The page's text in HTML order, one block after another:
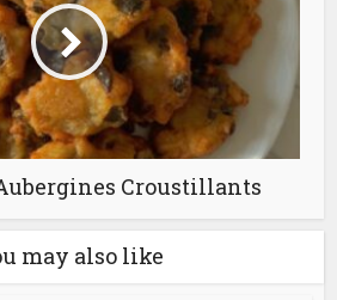
Croustillants
may also like